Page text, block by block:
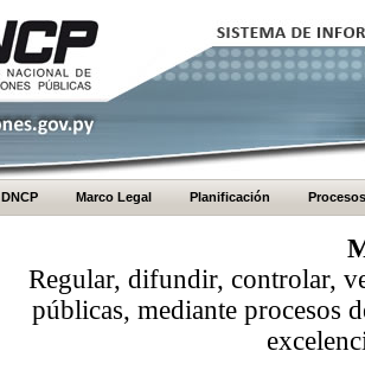
DNCP Marco Legal Planificación Procesos
Regular, difundir, controlar,
públicas, mediante procesos